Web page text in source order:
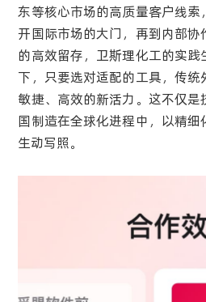
东等核心市场的高质量客户线
开国际市场的大门，再到内部
的高效留存，卫斯理化工的实
下，只要选对适配的工具，传
敏捷、高效的新活力。这不仅
国制造在全球化进程中，以精
生动写照。